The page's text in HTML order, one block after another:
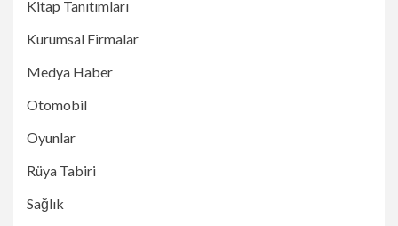
Kitap Tanıtımları
Kurumsal Firmalar
Medya Haber
Otomobil
Oyunlar
Rüya Tabiri
Sağlık